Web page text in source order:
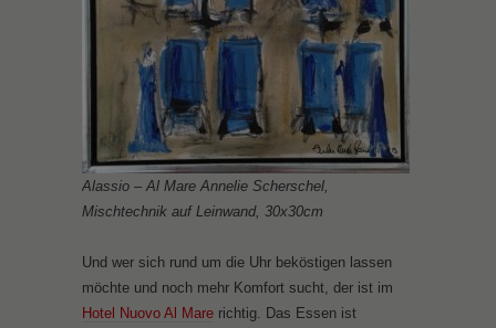
Alassio – Al Mare Annelie Scherschel,
Mischtechnik auf Leinwand, 30x30cm
Und wer sich rund um die Uhr beköstigen lassen
möchte und noch mehr Komfort sucht, der ist im
Hotel Nuovo Al Mare richtig. Das Essen ist